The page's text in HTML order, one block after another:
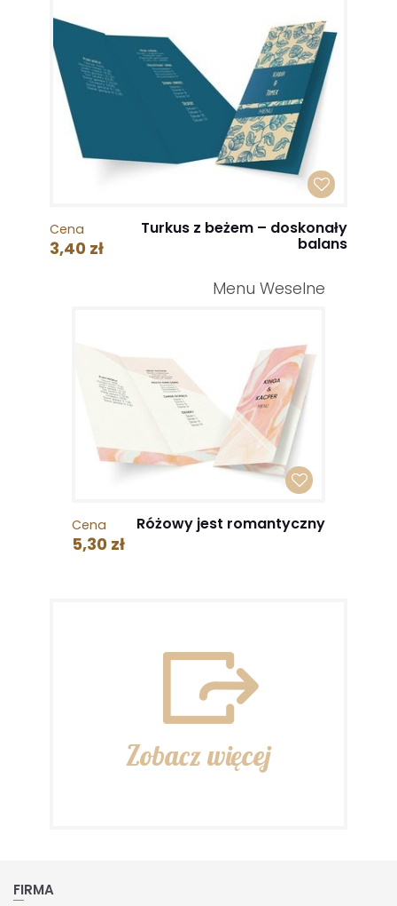
Cena
3,40 zł
Turkus z beżem – doskonały
balans
Menu Weselne
Cena
5,30 zł
Różowy jest romantyczny
Zobacz więcej
FIRMA